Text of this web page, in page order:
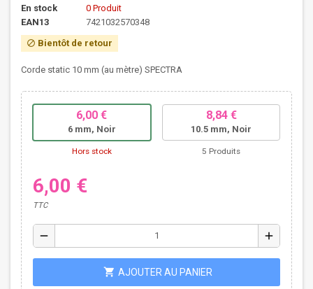
En stock
0 Produit
EAN13
7421032570348
block Bientôt de retour
Corde static 10 mm (au mètre) SPECTRA
6,00 €
6 mm, Noir
Hors stock
8,84 €
10.5 mm, Noir
5 Produits
6,00 €
TTC
remove add
shopping_cart AJOUTER AU PANIER